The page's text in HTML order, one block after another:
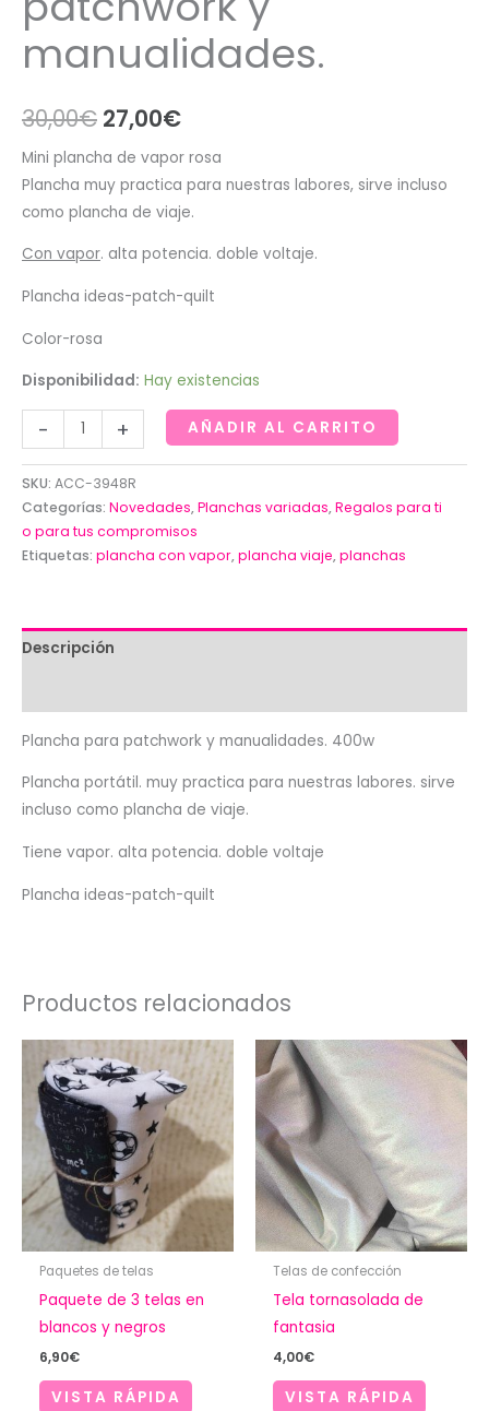
manualidades.
30,00€ El
precio
original
era:
30,00€.
27,00€El
precio
actual
es:
27,00€.
Mini plancha de vapor rosa
Plancha muy practica para nuestras labores, sirve incluso
como plancha de viaje.
Con vapor. alta potencia. doble voltaje.
Plancha ideas-patch-quilt
Color-rosa
Disponibilidad: Hay existencias
-
plancha
de
vapor
rosa
para
manualidades.
+ AÑADIR AL CARRITO
SKU: ACC-3948R
Categorías: Novedades,Planchas variadas,Regalos para ti
o para tus compromisos
Etiquetas: plancha con vapor,plancha viaje,planchas
Descripción
Plancha para patchwork y manualidades. 400w
Plancha portátil. muy practica para nuestras labores. sirve
incluso como plancha de viaje.
Tiene vapor. alta potencia. doble voltaje
Plancha ideas-patch-quilt
Productos relacionados
Paquetes de telas
Paquete de 3 telas en
blancos y negros
6,90€
VISTA RÁPIDA
Telas de confección
Tela tornasolada de
fantasia
4,00€
VISTA RÁPIDA